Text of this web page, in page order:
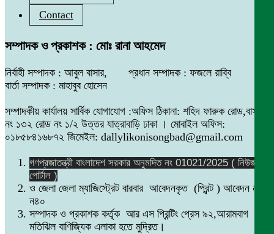
Contact
সম্পাদক ও প্রকাশক : মোঃ রানা আহমেদ
নির্বাহী সম্পাদক : আবুল বাসার, প্রধান সম্পাদক : ফজলে রাব্বি
বার্তা সম্পাদক : মাহাবুব হোসেন
সম্পাদকীয় কার্যালয় সার্বিক যোগাযোগ :অফিস ঠিকানা: শহিদ ফারুক রোড,বাসা
নং ১৩২ রোড নং ১/২ উত্তর যাত্রাবাড়ি ঢাকা । মোবাইল অফিস:
০১৮৫৮৪১৬৮৭২ জিমেইল: dallylikonisongbad@gmail.com
গণপ্রজাতন্ত্রী বাংলাদেশ সরকার অনুমদিত নং 01021/2025 ( নিউজ
পোর্টাল )
ও জেলা জেলা ম্যাজিস্ট্রেট বারবার আবেদনকৃত (প্রিন্ট ) আবেদন নং
ন৪০
সম্পাদক ও প্রকাশক কর্তৃক আর এস প্রিন্টিং প্রেস ৯২,আরামবাগ
মতিঝিল বাণিজ্যিক এলাকা হতে মুদ্রিত।